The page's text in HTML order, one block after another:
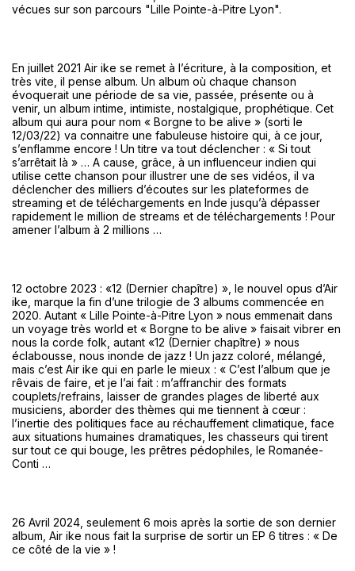
vécues sur son parcours "Lille Pointe-à-Pitre Lyon".
En juillet 2021 Air ike se remet à l’écriture, à la composition, et
très vite, il pense album. Un album où chaque chanson
évoquerait une période de sa vie, passée, présente ou à
venir, un album intime, intimiste, nostalgique, prophétique. Cet
album qui aura pour nom « Borgne to be alive » (sorti le
12/03/22) va connaitre une fabuleuse histoire qui, à ce jour,
s’enflamme encore ! Un titre va tout déclencher : « Si tout
s’arrêtait là » … A cause, grâce, à un influenceur indien qui
utilise cette chanson pour illustrer une de ses vidéos, il va
déclencher des milliers d’écoutes sur les plateformes de
streaming et de téléchargements en Inde jusqu’à dépasser
rapidement le million de streams et de téléchargements ! Pour
amener l’album à 2 millions …
12 octobre 2023 : «12 (Dernier chapître) », le nouvel opus d’Air
ike, marque la fin d’une trilogie de 3 albums commencée en
2020. Autant « Lille Pointe-à-Pitre Lyon » nous emmenait dans
un voyage très world et « Borgne to be alive » faisait vibrer en
nous la corde folk, autant «12 (Dernier chapître) » nous
éclabousse, nous inonde de jazz ! Un jazz coloré, mélangé,
mais c’est Air ike qui en parle le mieux : « C’est l’album que je
rêvais de faire, et je l’ai fait : m’affranchir des formats
couplets/refrains, laisser de grandes plages de liberté aux
musiciens, aborder des thèmes qui me tiennent à cœur :
l’inertie des politiques face au réchauffement climatique, face
aux situations humaines dramatiques, les chasseurs qui tirent
sur tout ce qui bouge, les prêtres pédophiles, le Romanée-
Conti …
26 Avril 2024, seulement 6 mois après la sortie de son dernier
album, Air ike nous fait la surprise de sortir un EP 6 titres : « De
ce côté de la vie » !